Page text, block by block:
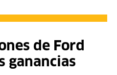
de Ford
ganancias